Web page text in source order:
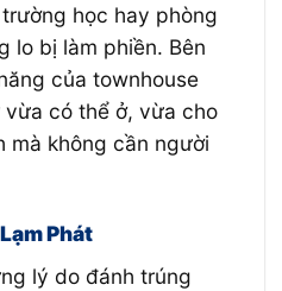
học hay phòng
lo bị làm phiền. Bên
của townhouse
có thể ở, vừa cho
mà không cần người
Phát
lý do đánh trúng